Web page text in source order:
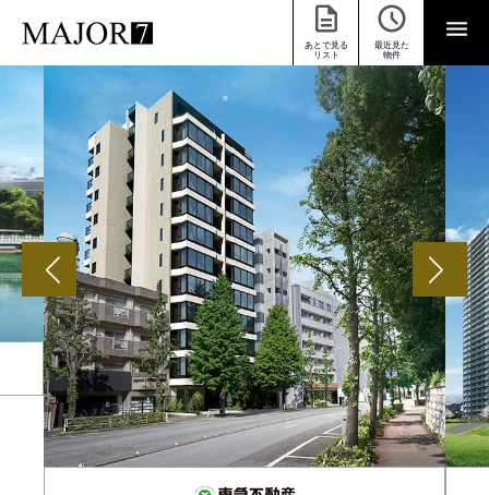
あとで見る
リスト
最近見た
物件